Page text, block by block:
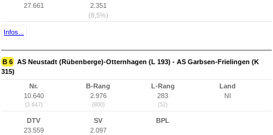
27.661
2.351
(8,5%)
Infos...
B 6 AS Neustadt (Rübenberge)-Otternhagen (L 193) - AS Garbsen-Frielingen (K
315)
Nr.
10.640
(3.647)
B-Rang
2.976
(800)
L-Rang
283
(52)
Land
NI
DTV
23.559
SV
2.097
BPL